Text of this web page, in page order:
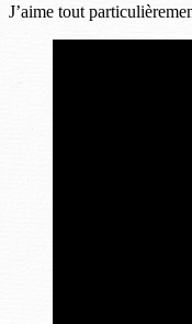
J’aime tout